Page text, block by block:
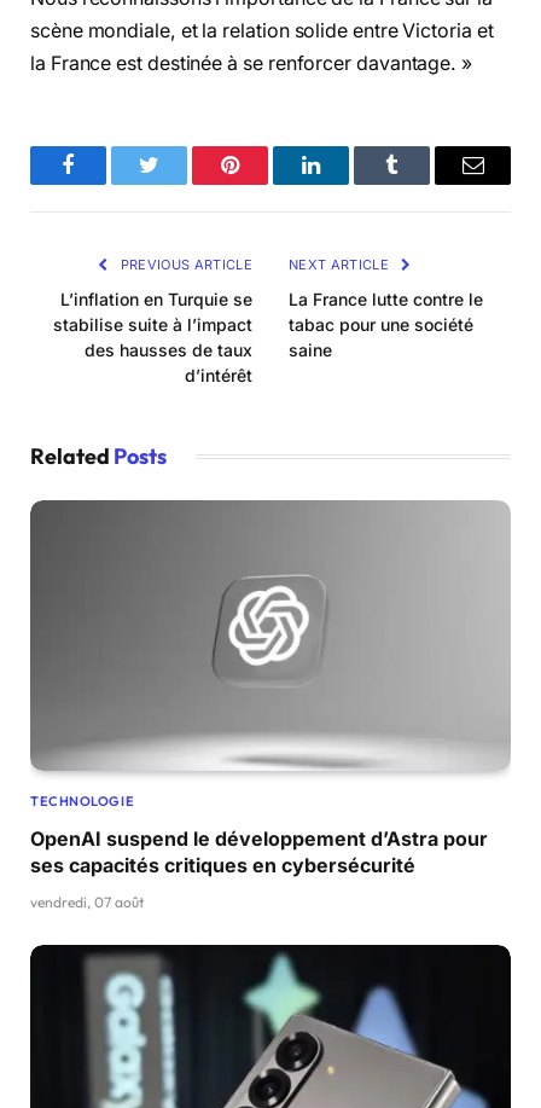
scène mondiale, et la relation solide entre Victoria et
la France est destinée à se renforcer davantage. »
FacebookTwitter Pinterest LinkedInTumblr Email
PREVIOUS ARTICLE
L’inflation en Turquie se
stabilise suite à l’impact
des hausses de taux
d’intérêt
NEXT ARTICLE
La France lutte contre le
tabac pour une société
saine
Related Posts
TECHNOLOGIE
OpenAI suspend le développement d’Astra pour
ses capacités critiques en cybersécurité
vendredi, 07 août